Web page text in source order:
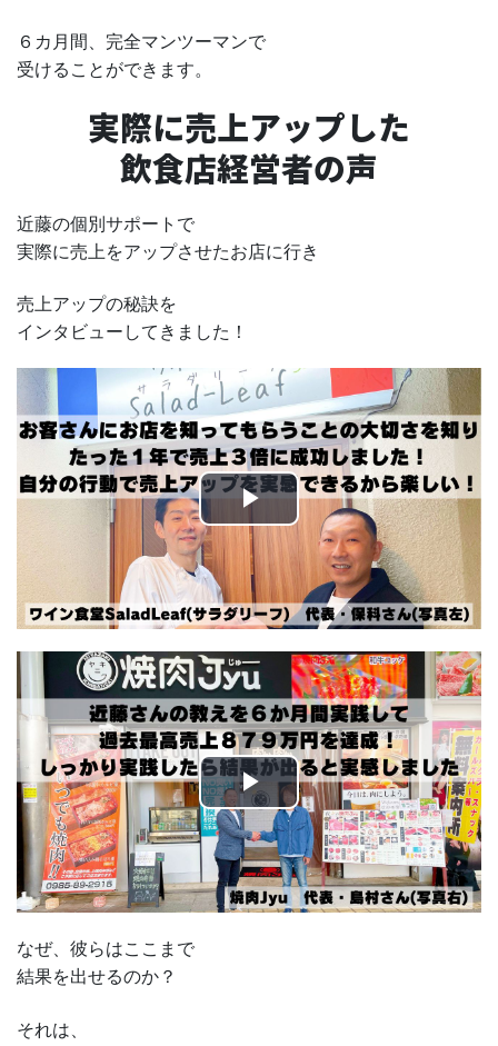
６カ月間、完全マンツーマンで
受けることができます。
実際に売上アップした
飲食店経営者の声
近藤の個別サポートで
実際に売上をアップさせたお店に行き
売上アップの秘訣を
インタビューしてきました！
Play
Video
Play
Video
なぜ、彼らはここまで
結果を出せるのか？
それは、